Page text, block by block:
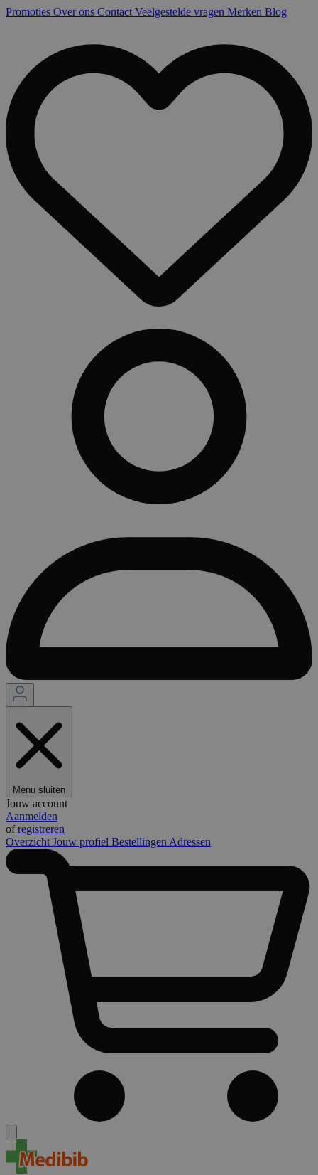
Promoties Over ons Contact Veelgestelde vragen Merken Blog
Menu sluiten
Jouw account
Aanmelden
ofregistreren
Overzicht Jouw profiel Bestellingen Adressen